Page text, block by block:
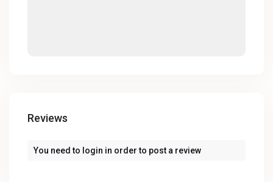
Reviews
You need to login in order to post a review